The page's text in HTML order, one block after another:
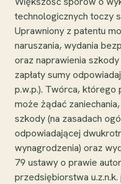
technologicznych toczy
Uprawniony z patentu
naruszania, wydania
oraz naprawienia
zapłaty sumy
p.w.p.). Twórca, którego
może żądać
szkody (na zasadach
odpowiadającej
wynagrodzenia) oraz
79 ustawy o prawie
przedsiębiorstwa